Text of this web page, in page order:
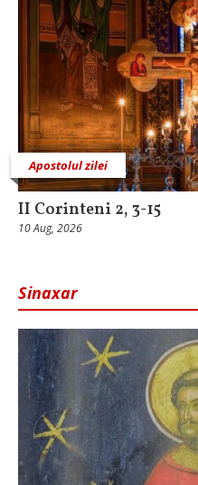
Apostolul zilei
II Corinteni 2, 3-15
10 Aug, 2026
Sinaxar